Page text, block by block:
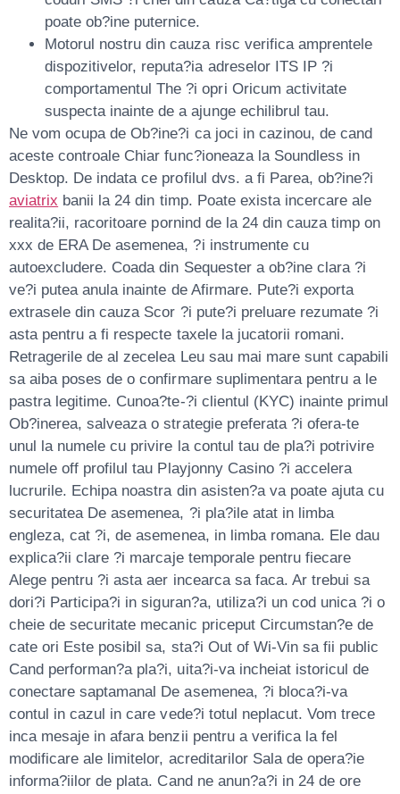
poate ob?ine puternice.
Motorul nostru din cauza risc verifica amprentele
dispozitivelor, reputa?ia adreselor ITS IP ?i
comportamentul The ?i opri Oricum activitate
suspecta inainte de a ajunge echilibrul tau.
Ne vom ocupa de Ob?ine?i ca joci in cazinou, de cand
aceste controale Chiar func?ioneaza la Soundless in
Desktop. De indata ce profilul dvs. a fi Parea, ob?ine?i
aviatrix banii la 24 din timp. Poate exista incercare ale
realita?ii, racoritoare pornind de la 24 din cauza timp on
xxx de ERA De asemenea, ?i instrumente cu
autoexcludere. Coada din Sequester a ob?ine clara ?i
ve?i putea anula inainte de Afirmare. Pute?i exporta
extrasele din cauza Scor ?i pute?i preluare rezumate ?i
asta pentru a fi respecte taxele la jucatorii romani.
Retragerile de al zecelea Leu sau mai mare sunt capabili
sa aiba poses de o confirmare suplimentara pentru a le
pastra legitime. Cunoa?te-?i clientul (KYC) inainte primul
Ob?inerea, salveaza o strategie preferata ?i ofera-te
unul la numele cu privire la contul tau de pla?i potrivire
numele off profilul tau Playjonny Casino ?i accelera
lucrurile. Echipa noastra din asisten?a va poate ajuta cu
securitatea De asemenea, ?i pla?ile atat in limba
engleza, cat ?i, de asemenea, in limba romana. Ele dau
explica?ii clare ?i marcaje temporale pentru fiecare
Alege pentru ?i asta aer incearca sa faca. Ar trebui sa
dori?i Participa?i in siguran?a, utiliza?i un cod unica ?i o
cheie de securitate mecanic priceput Circumstan?e de
cate ori Este posibil sa, sta?i Out of Wi-Vin sa fii public
Cand performan?a pla?i, uita?i-va incheiat istoricul de
conectare saptamanal De asemenea, ?i bloca?i-va
contul in cazul in care vede?i totul neplacut. Vom trece
inca mesaje in afara benzii pentru a verifica la fel
modificare ale limitelor, acreditarilor Sala de opera?ie
informa?iilor de plata. Cand ne anun?a?i in 24 de ore